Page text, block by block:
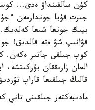
كۇن سالقىنداۋ ەدى...
جىرت قۇبا جوندارمەن
بيىك جونعا شىعا كەلدىك.
قۋانىپ شۋ ەتە قالدىق!
كوپ جىلقى جاتىر ەكەن.
العان زارىققان بۇركىتشە،
قالىڭ جىلقىعا قاراپ
مادىبەكتەر جىلقىنى تاني